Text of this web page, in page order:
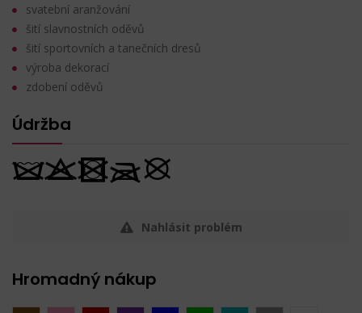
svatební aranžování
šití slavnostních oděvů
šití sportovních a tanečních dresů
výroba dekorací
zdobení oděvů
Údržba
Nahlásit problém
Hromadný nákup